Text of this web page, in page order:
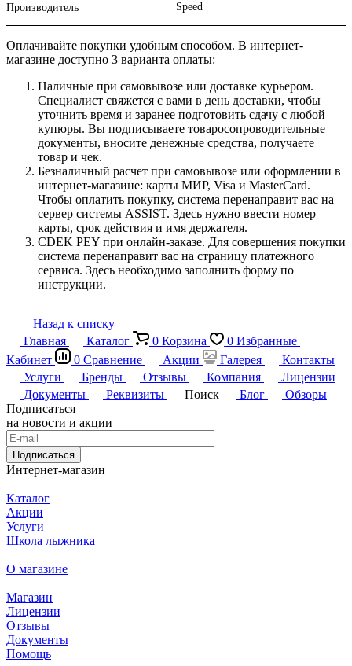
Производитель Speed
Оплачивайте покупки удобным способом. В интернет-
магазине доступно 3 варианта оплаты:
Наличные при самовывозе или доставке курьером.
Специалист свяжется с вами в день доставки, чтобы
уточнить время и заранее подготовить сдачу с любой
купюры. Вы подписываете товаросопроводительные
документы, вносите денежные средства, получаете
товар и чек.
Безналичный расчет при самовывозе или оформлении в
интернет-магазине: карты МИР, Visa и MasterCard.
Чтобы оплатить покупку, система перенаправит вас на
сервер системы ASSIST. Здесь нужно ввести номер
карты, срок действия и имя держателя.
CDEK PEY при онлайн-заказе. Для совершения покупки
система перенаправит вас на страницу платежного
сервиса. Здесь необходимо заполнить форму по
инструкции.
Назад к списку
Главная
Каталог 0 Корзина 0 Избранные
Кабинет
0 Сравнение Акции Галерея
Контакты
Услуги
Бренды Отзывы Компания
Лицензии
Документы
Реквизиты Поиск Блог
Обзоры
Подписаться
на новости и акции
Подписаться
Интернет-магазин
Каталог
Акции
Услуги
Школа лыжника
О магазине
Магазин
Лицензии
Отзывы
Документы
Помощь